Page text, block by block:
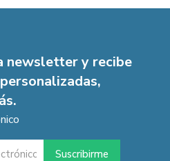
newsletter y recibe